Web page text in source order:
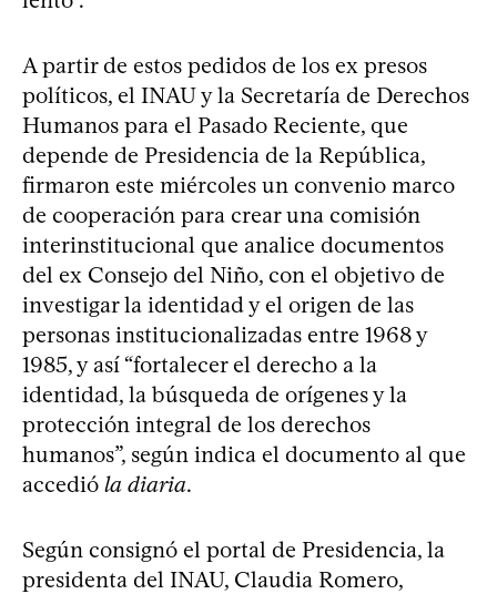
A partir de estos pedidos de los ex presos
políticos, el INAU y la Secretaría de Derechos
Humanos para el Pasado Reciente, que
depende de Presidencia de la República,
firmaron este miércoles un convenio marco
de cooperación para crear una comisión
interinstitucional que analice documentos
del ex Consejo del Niño, con el objetivo de
investigar la identidad y el origen de las
personas institucionalizadas entre 1968 y
1985, y así “fortalecer el derecho a la
identidad, la búsqueda de orígenes y la
protección integral de los derechos
humanos”, según indica el documento al que
accedió la diaria.
Según consignó el portal de Presidencia, la
presidenta del INAU, Claudia Romero,